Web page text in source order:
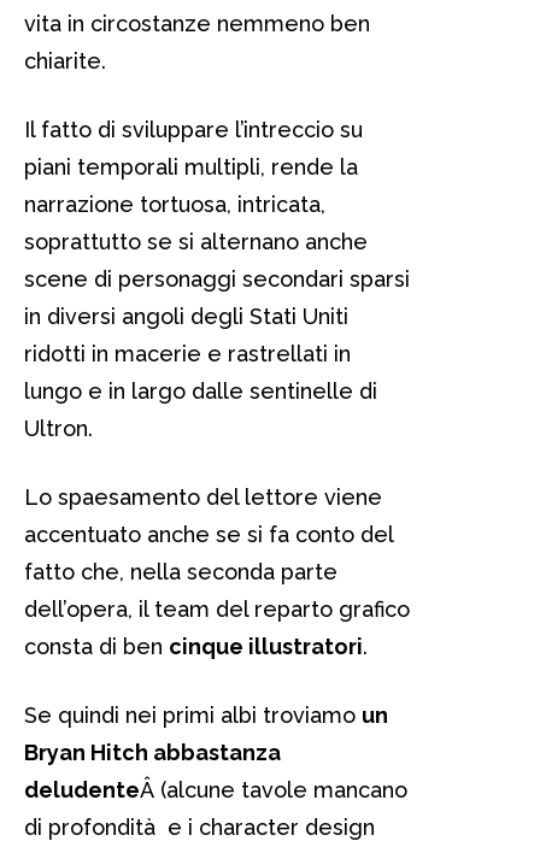
vita in circostanze nemmeno ben
chiarite.
Il fatto di sviluppare l’intreccio su
piani temporali multipli, rende la
narrazione tortuosa, intricata,
soprattutto se si alternano anche
scene di personaggi secondari sparsi
in diversi angoli degli Stati Uniti
ridotti in macerie e rastrellati in
lungo e in largo dalle sentinelle di
Ultron.
Lo spaesamento del lettore viene
accentuato anche se si fa conto del
fatto che, nella seconda parte
dell’opera, il team del reparto grafico
consta di ben cinque illustratori.
Se quindi nei primi albi troviamo un
Bryan Hitch abbastanza
deludenteÂ (alcune tavole mancano
di profondità e i character design